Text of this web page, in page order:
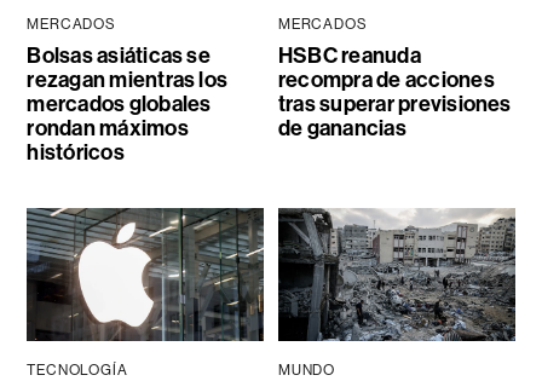
MERCADOS
Bolsas asiáticas se
rezagan mientras los
mercados globales
rondan máximos
históricos
MERCADOS
HSBC reanuda
recompra de acciones
tras superar previsiones
de ganancias
TECNOLOGÍA MUNDO